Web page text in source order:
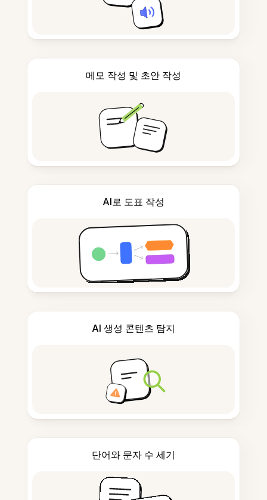
메모 작성 및 초안 작성
AI로 도표 작성
AI 생성 콘텐츠 탐지
단어와 문자 수 세기